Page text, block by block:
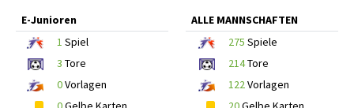
E-Junioren
1 Spiel
3 Tore
0Vorlagen
ALLE MANNSCHAFTEN
275 Spiele
214Tore
122 Vorlagen